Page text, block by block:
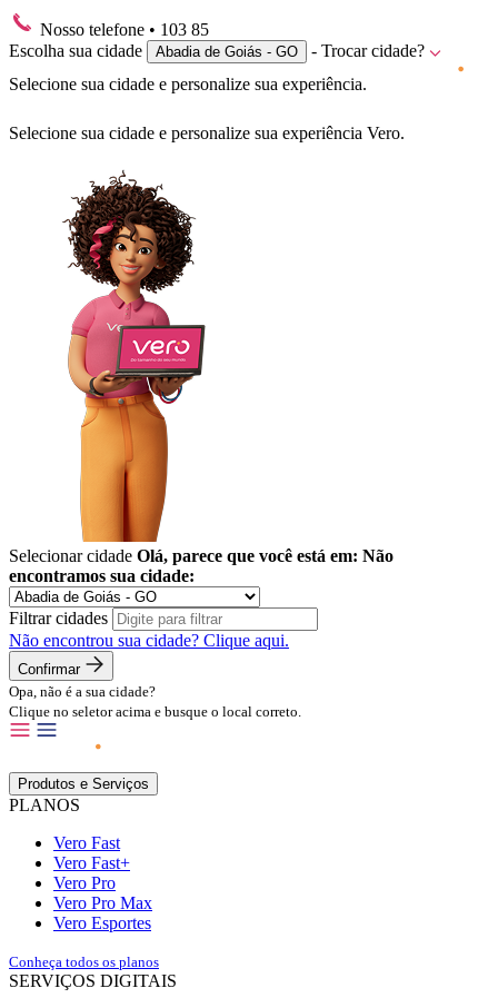
Nosso telefone • 103 85
Escolha sua cidade
Abadia de Goiás - GO
- Trocar cidade?
Selecione sua cidade e personalize sua experiência.
Selecione sua cidade e personalize sua experiência Vero.
Selecionar cidade Olá, parece que você está em: Não
encontramos sua cidade:
Filtrar cidades
Não encontrou sua cidade? Clique aqui.
Confirmar
Opa, não é a sua cidade?
Clique no seletor acima e busque o local correto.
Produtos e Serviços
PLANOS
Vero Fast
Vero Fast+
Vero Pro
Vero Pro Max
Vero Esportes
Conheça todos os planos
SERVIÇOS DIGITAIS